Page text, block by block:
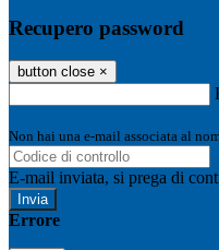
Recupero password
button close ×
Non hai una e-mail associata al
E-mail inviata, si prega di
Errore